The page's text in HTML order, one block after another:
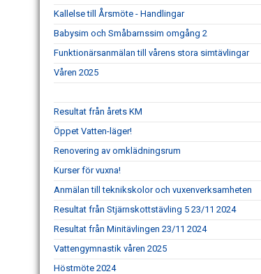
Kallelse till Årsmöte - Handlingar
Babysim och Småbarnssim omgång 2
Funktionärsanmälan till vårens stora simtävlingar
Våren 2025
Resultat från årets KM
Öppet Vatten-läger!
Renovering av omklädningsrum
Kurser för vuxna!
Anmälan till teknikskolor och vuxenverksamheten
Resultat från Stjärnskottstävling 5 23/11 2024
Resultat från Minitävlingen 23/11 2024
Vattengymnastik våren 2025
Höstmöte 2024